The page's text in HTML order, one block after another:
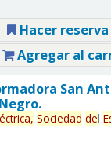
Hacer reserva
Agregar al
San
Sociedad del